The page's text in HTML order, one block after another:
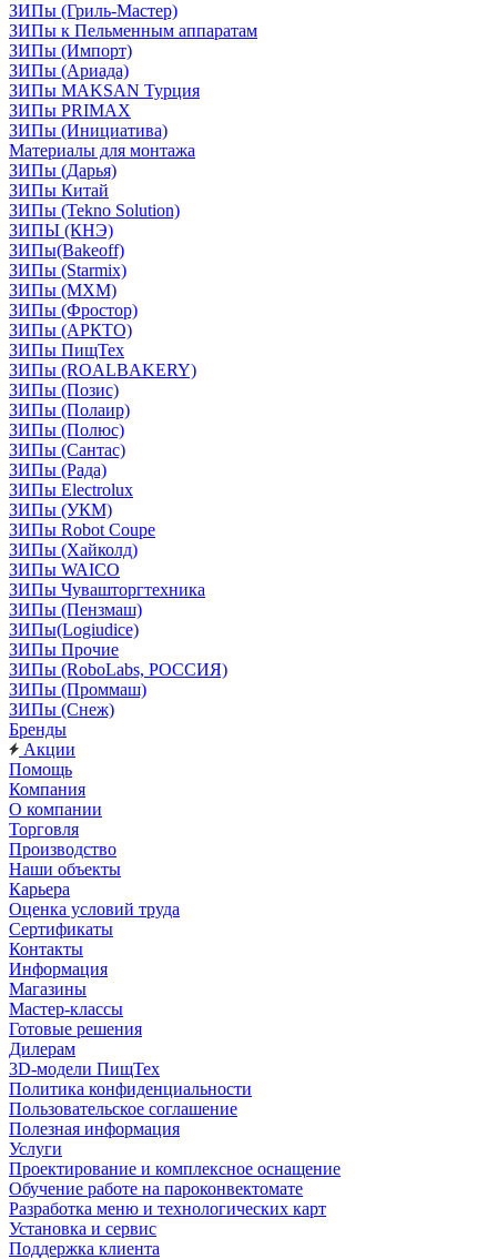
ЗИПы (Гриль-Мастер)
ЗИПы к Пельменным аппаратам
ЗИПы (Импорт)
ЗИПы (Ариада)
ЗИПы MAKSAN Турция
ЗИПы PRIMAX
ЗИПы (Инициатива)
Материалы для монтажа
ЗИПы (Дарья)
ЗИПы Китай
ЗИПы (Tekno Solution)
ЗИПЫ (КНЭ)
ЗИПы(Bakeoff)
ЗИПы (Starmix)
ЗИПы (МХМ)
ЗИПы (Фростор)
ЗИПы (АРКТО)
ЗИПы ПищТех
ЗИПы (ROALBAKERY)
ЗИПы (Позис)
ЗИПы (Полаир)
ЗИПы (Полюс)
ЗИПы (Сантас)
ЗИПы (Рада)
ЗИПы Electrolux
ЗИПы (УКМ)
ЗИПы Robot Coupe
ЗИПы (Хайколд)
ЗИПы WAICO
ЗИПы Чувашторгтехника
ЗИПы (Пензмаш)
ЗИПы(Logiudice)
ЗИПы Прочие
ЗИПы (RoboLabs, РОССИЯ)
ЗИПы (Проммаш)
ЗИПы (Снеж)
Бренды
Акции
Помощь
Компания
О компании
Торговля
Производство
Наши объекты
Карьера
Оценка условий труда
Сертификаты
Контакты
Информация
Магазины
Мастер-классы
Готовые решения
Дилерам
3D-модели ПищТех
Политика конфиденциальности
Пользовательское соглашение
Полезная информация
Услуги
Проектирование и комплексное оснащение
Обучение работе на пароконвектомате
Разработка меню и технологических карт
Установка и сервис
Поддержка клиента